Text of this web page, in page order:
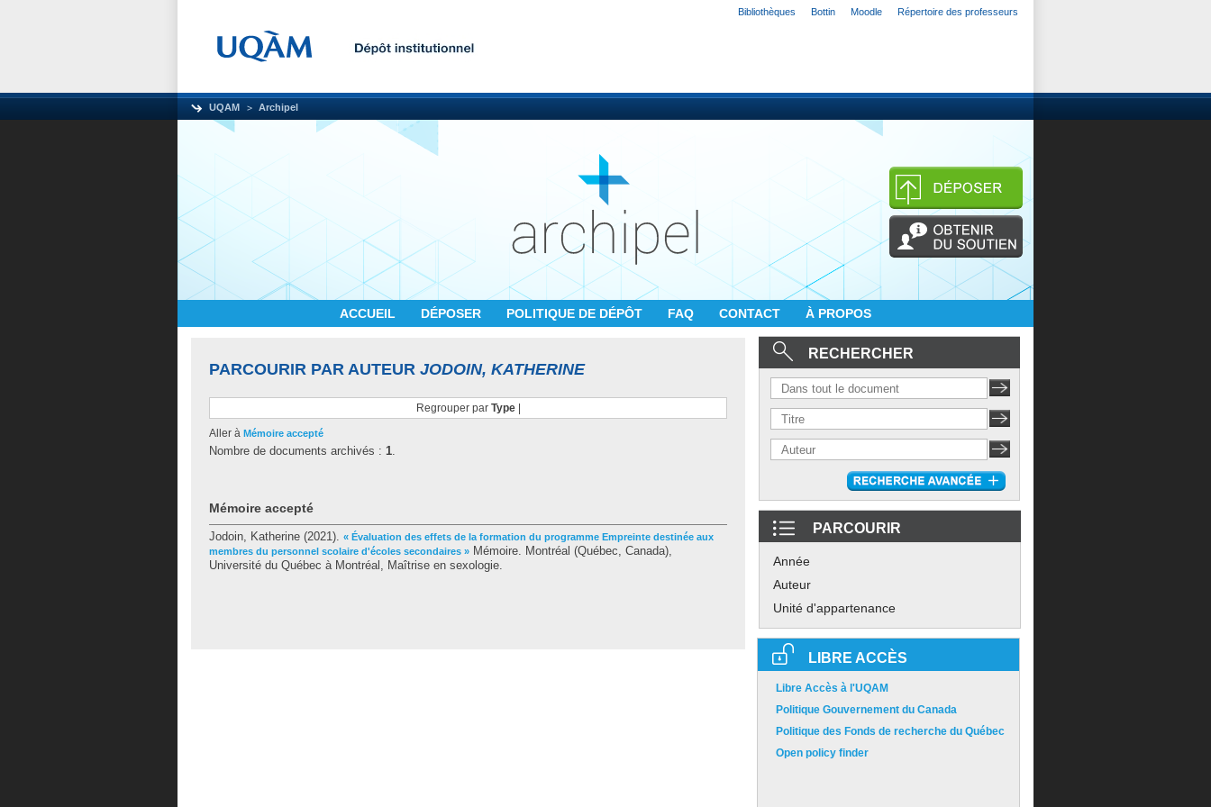
Bibliothèques Bottin Moodle Répertoire des professeurs
UQAM Archipel
ACCUEIL DÉPOSER POLITIQUE DE DÉPÔT FAQ CONTACT À PROPOS
PARCOURIR PAR AUTEUR JODOIN, KATHERINE
Regrouper par Type|
Aller à Mémoire accepté
Nombre de documents archivés : 1.
Mémoire accepté
Jodoin, Katherine (2021). « Évaluation des effets de la formation du programme Empreinte destinée aux
membres du personnel scolaire d'écoles secondaires » Mémoire. Montréal (Québec, Canada),
Université du Québec à Montréal, Maîtrise en sexologie.
RECHERCHER
PARCOURIR
Année
Auteur
Unité d'appartenance
LIBRE ACCÈS
Libre Accès à l'UQAM
Politique Gouvernement du Canada
Politique des Fonds de recherche du Québec
Open policy finder